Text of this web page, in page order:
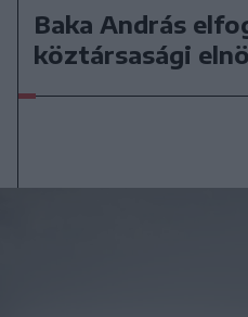
Baka András
köztársasági